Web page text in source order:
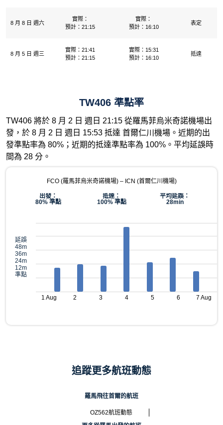
8 月 8 日 週六
實際：
預計：21:15
實際：
預計：16:10
表定
8 月 5 日 週三
實際：21:41
預計：21:15
實際：15:31
預計：16:10
抵達
TW406 準點率
TW406 將於 8 月 2 日 週日 21:15 從羅馬菲烏米奇諾機場出
發，於 8 月 2 日 週日 15:53 抵達 首爾仁川機場。近期的出
發準點率為 80%；近期的抵達準點率為 100%。平均延誤時
間為 28 分。
FCO (羅馬菲烏米奇諾機場) – ICN (首爾仁川機場)
出發：
80% 準點
抵達：
100% 準點
平均延誤：
28min
延誤
48m
36m
24m
12m
準點
1 Aug 2 3 4 5 6 7 Aug
追蹤更多航班動態
羅馬飛往首爾的航班
OZ562航班動態